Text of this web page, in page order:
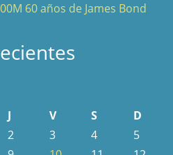
60 años de James Bond
J V S
D
2 3 4
5